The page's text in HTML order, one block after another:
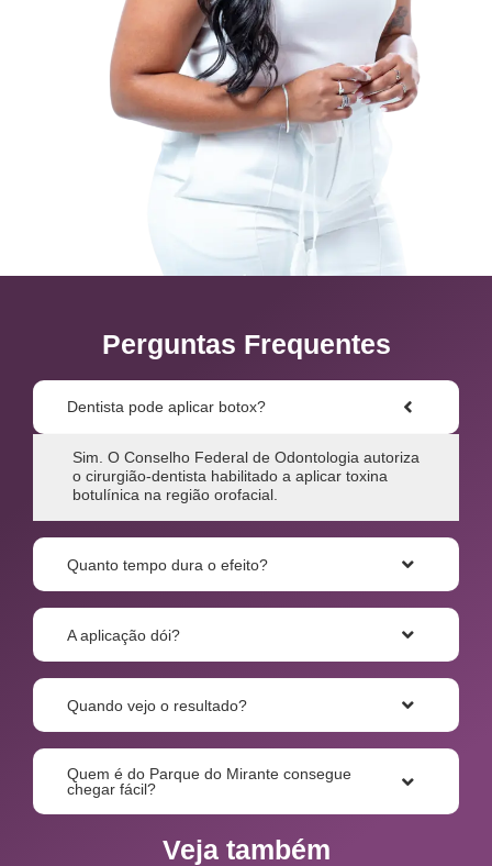
Perguntas Frequentes
Dentista pode aplicar botox?
Sim. O Conselho Federal de Odontologia autoriza
o cirurgião-dentista habilitado a aplicar toxina
botulínica na região orofacial.
Quanto tempo dura o efeito?
A aplicação dói?
Quando vejo o resultado?
Quem é do Parque do Mirante consegue
chegar fácil?
Veja também